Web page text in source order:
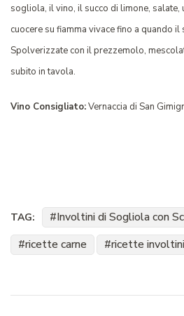
sogliola, il vino, il succo di limone, salate,
cuocere su fiamma vivace fino a quando
Spolverizzate con il prezzemolo,
subito in tavola.
Vino Consigliato:Vernaccia di San
TAG:
Involtini di Sogliola con
ricette carne
ricette involtini